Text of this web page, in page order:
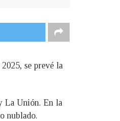
se prevé la
La Unión. En la
nublado.